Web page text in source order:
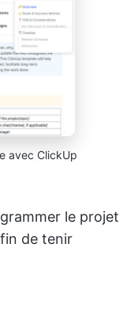
avec ClickUp
le projet
de tenir